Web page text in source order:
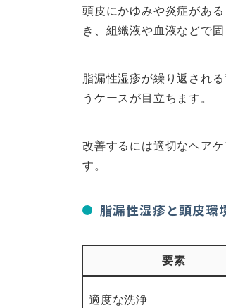
頭皮にかゆみや炎症があ
き、組織液や血液などで
脂漏性湿疹が繰り返され
うケースが目立ちます。
改善するには適切なヘア
す。
脂漏性湿疹と頭皮環
要素
適度な洗浄